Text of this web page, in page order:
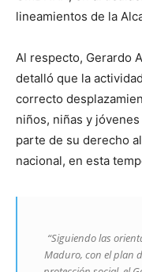
lineamientos de la
Al respecto, Gerardo
detalló que la
correcto
niños, niñas y
parte de su derecho
nacional, en esta
“Siguiendo las
Maduro, con el plan